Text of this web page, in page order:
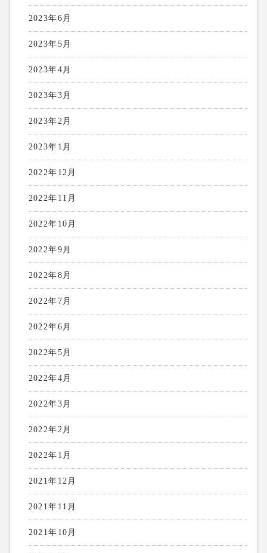
2023年6月
2023年5月
2023年4月
2023年3月
2023年2月
2023年1月
2022年12月
2022年11月
2022年10月
2022年9月
2022年8月
2022年7月
2022年6月
2022年5月
2022年4月
2022年3月
2022年2月
2022年1月
2021年12月
2021年11月
2021年10月